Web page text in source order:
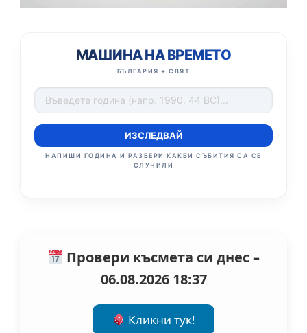
МАШИНА НА ВРЕМЕТО
БЪЛГАРИЯ + СВЯТ
ИЗСЛЕДВАЙ
НАПИШИ ГОДИНА И РАЗБЕРИ КАКВИ СЪБИТИЯ СА СЕ
СЛУЧИЛИ
Провери късмета си днес –
06.08.2026 18:37
Кликни тук!